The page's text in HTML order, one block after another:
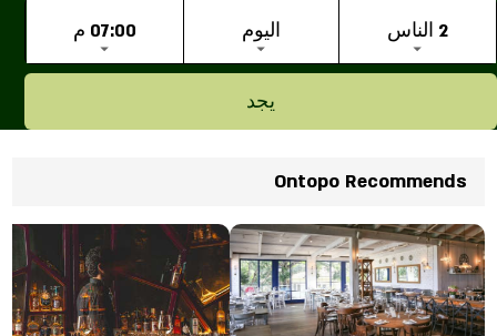
2 الناس اليوم 07:00 م
يجد
Ontopo Recommends